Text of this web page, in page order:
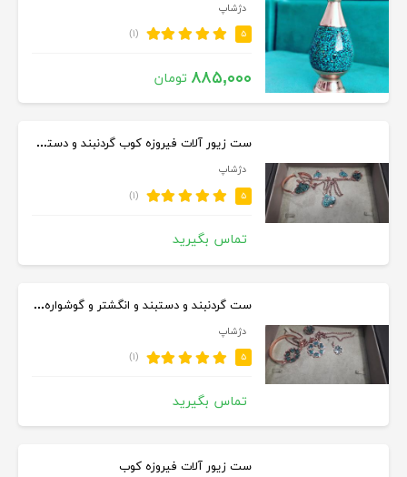
دژشاپ
۵ (۱)
۸۸۵,۰۰۰ تومان
ست زیور آلات فیروزه کوب گردنبند و دستبند و انگشتر و گوشواره
دژشاپ
۵ (۱)
تماس بگیرید
ست گردنبند و دستبند و انگشتر و گوشواره فیروزه کوب
دژشاپ
۵ (۱)
تماس بگیرید
ست زیور آلات فیروزه کوب